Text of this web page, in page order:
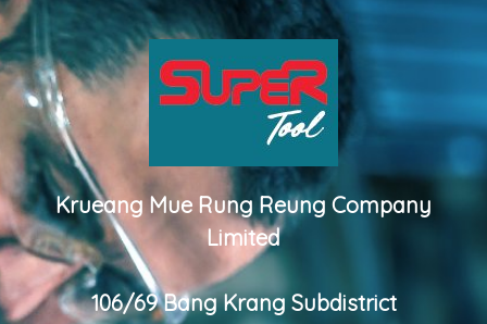
Krueang Mue Rung Reung Company
Limited
106/69 Bang Krang Subdistrict